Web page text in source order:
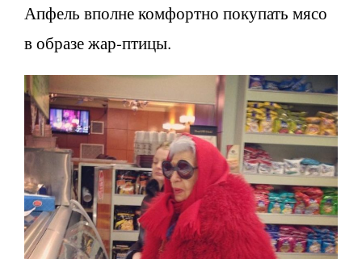
Апфель вполне комфортно покупать мясо
в образе жар-птицы.